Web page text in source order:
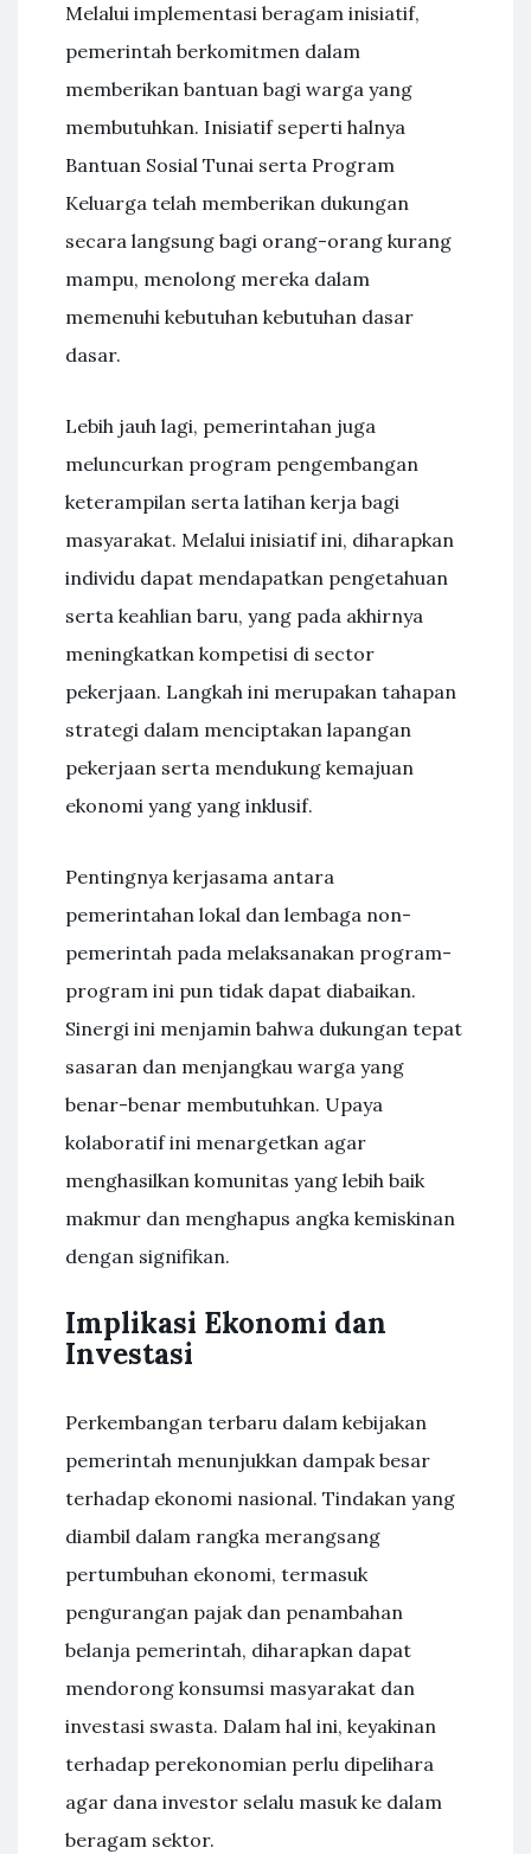
Melalui implementasi beragam inisiatif,
pemerintah berkomitmen dalam
memberikan bantuan bagi warga yang
membutuhkan. Inisiatif seperti halnya
Bantuan Sosial Tunai serta Program
Keluarga telah memberikan dukungan
secara langsung bagi orang-orang kurang
mampu, menolong mereka dalam
memenuhi kebutuhan kebutuhan dasar
dasar.
Lebih jauh lagi, pemerintahan juga
meluncurkan program pengembangan
keterampilan serta latihan kerja bagi
masyarakat. Melalui inisiatif ini, diharapkan
individu dapat mendapatkan pengetahuan
serta keahlian baru, yang pada akhirnya
meningkatkan kompetisi di sector
pekerjaan. Langkah ini merupakan tahapan
strategi dalam menciptakan lapangan
pekerjaan serta mendukung kemajuan
ekonomi yang yang inklusif.
Pentingnya kerjasama antara
pemerintahan lokal dan lembaga non-
pemerintah pada melaksanakan program-
program ini pun tidak dapat diabaikan.
Sinergi ini menjamin bahwa dukungan tepat
sasaran dan menjangkau warga yang
benar-benar membutuhkan. Upaya
kolaboratif ini menargetkan agar
menghasilkan komunitas yang lebih baik
makmur dan menghapus angka kemiskinan
dengan signifikan.
Implikasi Ekonomi dan
Investasi
Perkembangan terbaru dalam kebijakan
pemerintah menunjukkan dampak besar
terhadap ekonomi nasional. Tindakan yang
diambil dalam rangka merangsang
pertumbuhan ekonomi, termasuk
pengurangan pajak dan penambahan
belanja pemerintah, diharapkan dapat
mendorong konsumsi masyarakat dan
investasi swasta. Dalam hal ini, keyakinan
terhadap perekonomian perlu dipelihara
agar dana investor selalu masuk ke dalam
beragam sektor.